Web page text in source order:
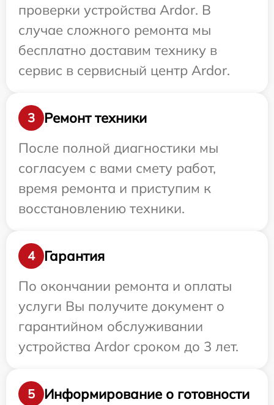
проверки устройства Ardor. В
случае сложного ремонта мы
бесплатно доставим технику в
сервис в сервисный центр Ardor.
3
Ремонт техники
После полной диагностики мы
согласуем с вами смету работ,
время ремонта и приступим к
восстановлению техники.
4
Гарантия
По окончании ремонта и оплаты
услуги Вы получите документ о
гарантийном обслуживании
устройства Ardor сроком до 3 лет.
5
Информирование о готовности